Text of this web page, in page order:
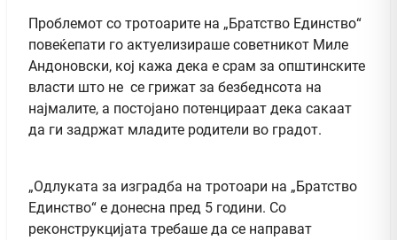
Проблемот со тротоарите на „Братство Единство“
повеќепати го актуелизираше советникот Миле
Андоновски, кој кажа дека е срам за општинските
власти што не се грижат за безбеднсота на
најмалите, а постојано потенцираат дека сакаат
да ги задржат младите родители во градот.
„Одлуката за изградба на тротоари на „Братство
Единство“ е донесна пред 5 години. Со
реконструкцијата требаше да се направат